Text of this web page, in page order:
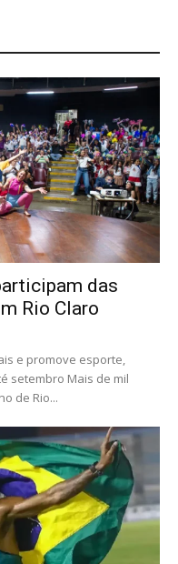
das
Rio Claro
e promove esporte,
setembro Mais de mil
de Rio...